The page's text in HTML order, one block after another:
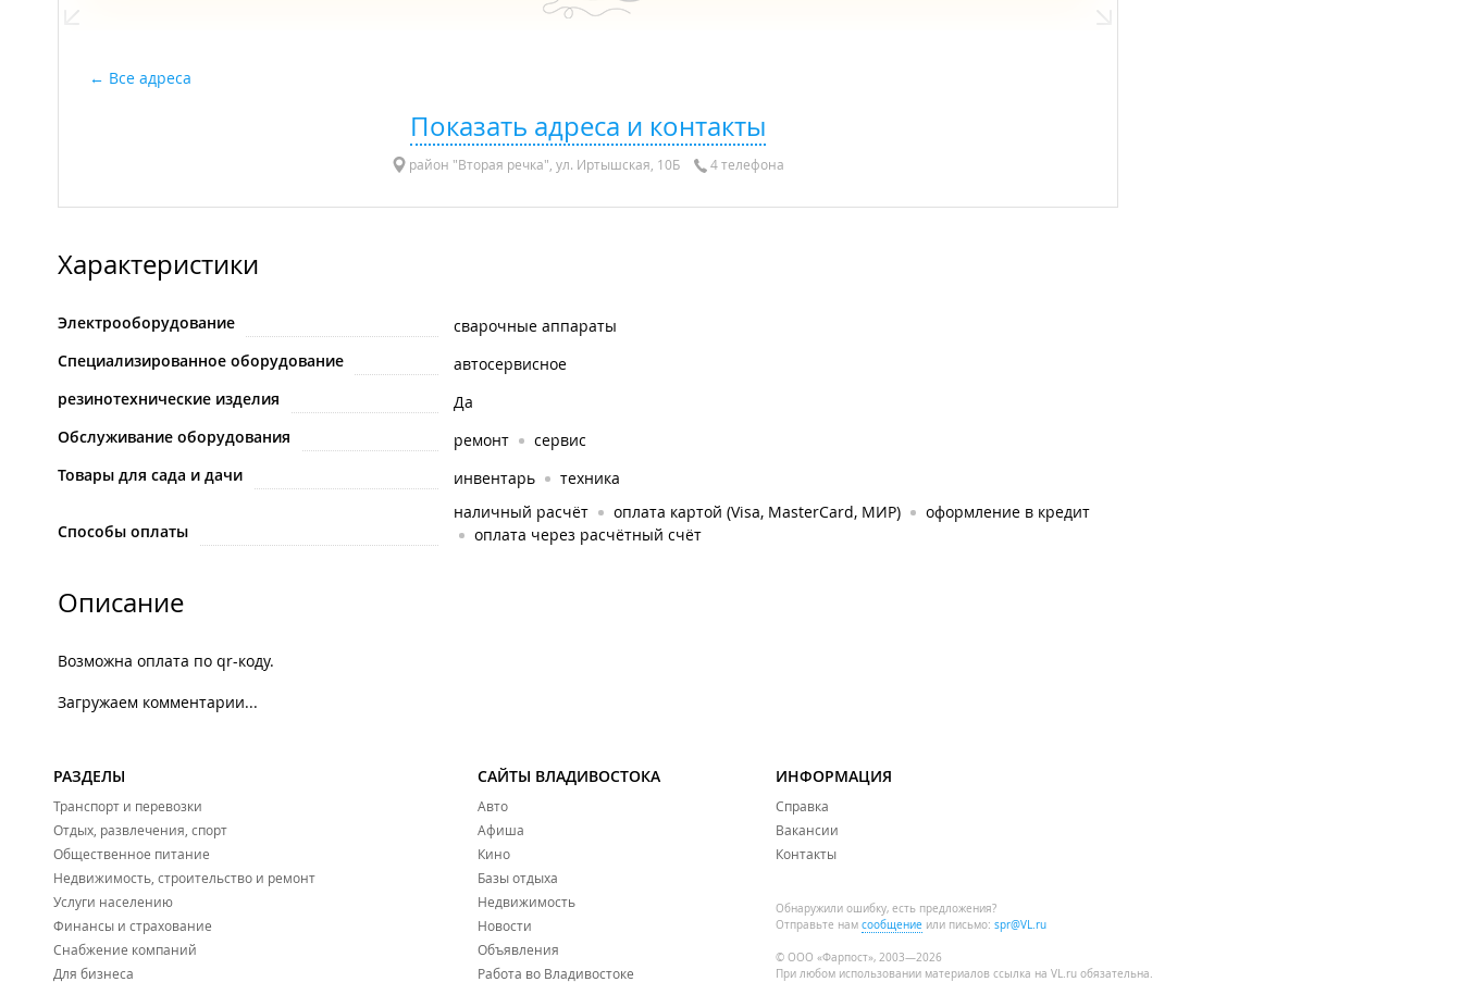
Все адреса
Показать адреса и контакты
район "Вторая речка", ул. Иртышская, 10Б 4 телефона
Характеристики
Электрооборудование
сварочные аппараты
Специализированное оборудование
автосервисное
резинотехнические изделия
Да
Обслуживание оборудования
ремонт
сервис
Товары для сада и дачи
инвентарь техника
Способы оплаты
наличный расчёт оплата картой (Visa, MasterCard, МИР)
оформление в кредит
оплата через расчётный счёт
Описание
Возможна оплата по qr-коду.
Загружаем комментарии...
РАЗДЕЛЫ
Транспорт и перевозки
Отдых, развлечения, спорт
Общественное питание
Недвижимость, строительство и ремонт
Услуги населению
Финансы и страхование
Снабжение компаний
Для бизнеса
САЙТЫ ВЛАДИВОСТОКА
Авто
Афиша
Кино
Базы отдыха
Недвижимость
Новости
Объявления
Работа во Владивостоке
ИНФОРМАЦИЯ
Справка
Вакансии
Контакты
Обнаружили ошибку, есть предложения?
Отправьте нам сообщение или письмо: spr@VL.ru
© ООО «Фарпост», 2003—2026
При любом использовании материалов ссылка на VL.ru обязательна.